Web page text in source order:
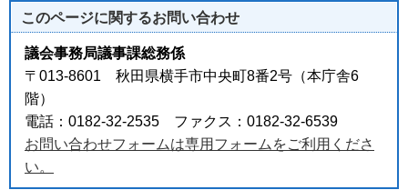
このページに関するお問い合わせ
議会事務局議事課総務係
〒013-8601 秋田県横手市中央町8番2号（本庁舎6
階）
電話：0182-32-2535 ファクス：0182-32-6539
お問い合わせフォームは専用フォームをご利用くださ
い。